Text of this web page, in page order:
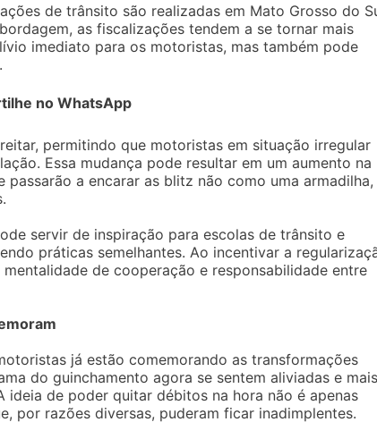
de trânsito são realizadas em Mato Grosso do
as fiscalizações tendem a se tornar mais
imediato para os motoristas, mas também pode
no WhatsApp
permitindo que motoristas em situação irregular
Essa mudança pode resultar em um aumento na
a encarar as blitz não como uma armadilha,
servir de inspiração para escolas de trânsito e
práticas semelhantes. Ao incentivar a
de cooperação e responsabilidade entre
já estão comemorando as transformações
do guinchamento agora se sentem aliviadas e mais
de poder quitar débitos na hora não é apenas
por razões diversas, puderam ficar inadimplentes.